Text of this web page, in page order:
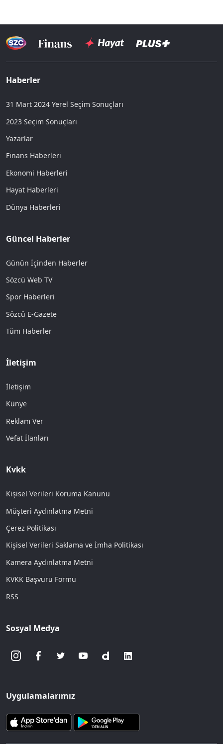
Haberler
31 Mart 2024 Yerel Seçim Sonuçları
2023 Seçim Sonuçları
Yazarlar
Finans Haberleri
Ekonomi Haberleri
Hayat Haberleri
Dünya Haberleri
Güncel Haberler
Günün İçinden Haberler
Sözcü Web TV
Spor Haberleri
Sözcü E-Gazete
Tüm Haberler
İletişim
İletişim
Künye
Reklam Ver
Vefat İlanları
Kvkk
Kişisel Verileri Koruma Kanunu
Müşteri Aydınlatma Metni
Çerez Politikası
Kişisel Verileri Saklama ve İmha Politikası
Kamera Aydınlatma Metni
KVKK Başvuru Formu
RSS
Sosyal Medya
Uygulamalarımız